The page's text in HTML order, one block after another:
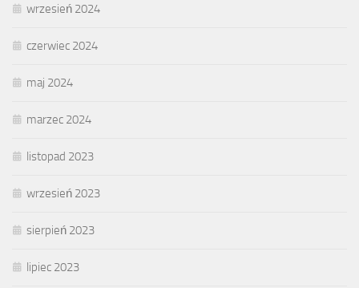
wrzesień 2024
czerwiec 2024
maj 2024
marzec 2024
listopad 2023
wrzesień 2023
sierpień 2023
lipiec 2023